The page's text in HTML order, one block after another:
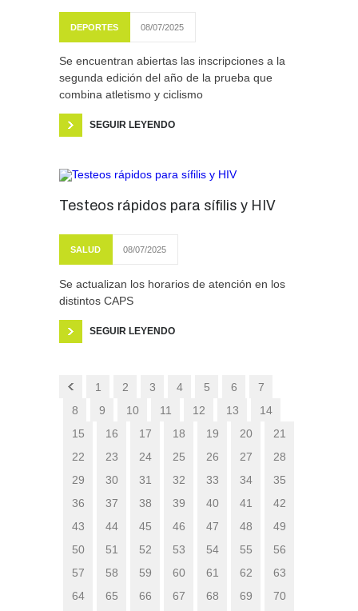
DEPORTES 08/07/2025
Se encuentran abiertas las inscripciones a la
segunda edición del año de la prueba que
combina atletismo y ciclismo
SEGUIR LEYENDO
Testeos rápidos para sífilis y HIV
SALUD 08/07/2025
Se actualizan los horarios de atención en los
distintos CAPS
SEGUIR LEYENDO
1 2 3 4 5 6
7
8
9 10 11 12 13
14
15
16 17 18 19 20
21
22
23 24 25 26 27
28
29
30 31 32 33 34
35
36
37 38 39 40 41
42
43
44 45 46 47 48
49
50
51 52 53 54 55
56
57
58 59 60 61 62
63
64
65 66 67 68 69
70